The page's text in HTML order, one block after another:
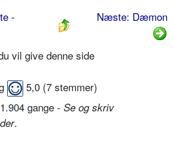
-
Næste: Dæmon
vil give denne side
5,0 (7 stemmer)
gange - Se og skriv
.